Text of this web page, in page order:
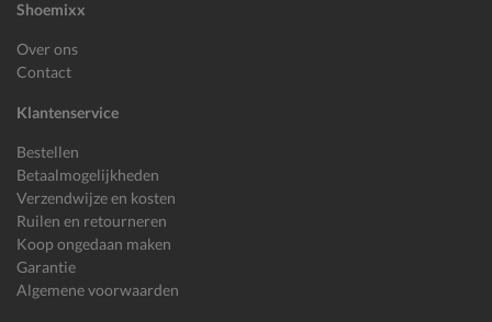
Shoemixx
Over ons
Contact
Klantenservice
Bestellen
Betaalmogelijkheden
Verzendwijze en kosten
Ruilen en retourneren
Koop ongedaan maken
Garantie
Algemene voorwaarden